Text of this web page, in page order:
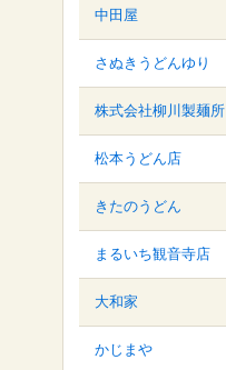
中田屋
さぬきうどんゆり
株式会社柳川製麺所
松本うどん店
きたのうどん
まるいち観音寺店
大和家
かじまや